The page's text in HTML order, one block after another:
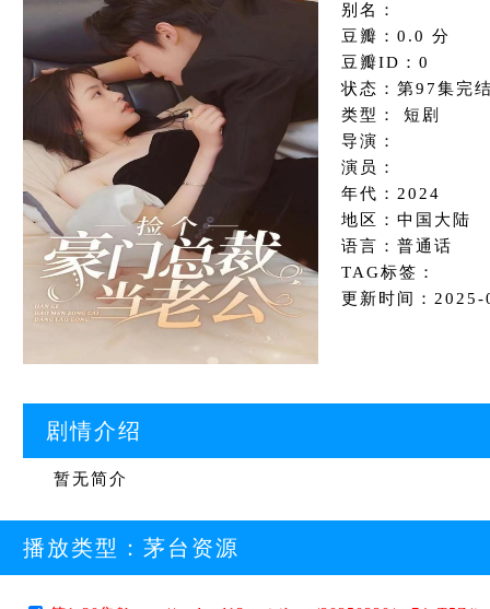
别名：
豆瓣：0.0 分
豆瓣ID：0
状态：第97集完
类型： 短剧
导演：
演员：
年代：2024
地区：中国大陆
语言：普通话
TAG标签：
更新时间：
剧情介绍
暂无简介
播放类型： 茅台资源